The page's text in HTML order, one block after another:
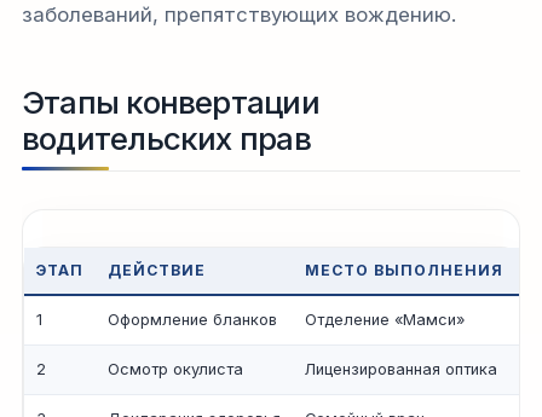
заболеваний, препятствующих вождению.
Этапы конвертации
водительских прав
ЭТАП ДЕЙСТВИЕ МЕСТО ВЫПОЛНЕНИЯ
1 Оформление бланков Отделение «Мамси»
2 Осмотр окулиста Лицензированная оптика